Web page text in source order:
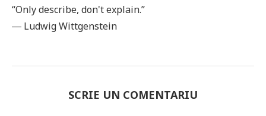
“Only describe, don't explain.”
― Ludwig Wittgenstein
SCRIE UN COMENTARIU